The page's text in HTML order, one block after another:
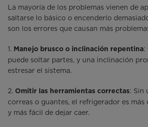
La mayoría de los problemas vienen de
saltarse lo básico o encenderlo
son los errores que causan más
1. Manejo brusco o inclinación repentina:
puede soltar partes, y una inclinación
estresar el sistema.
2. Omitir las herramientas correctas: Sin
correas o guantes, el refrigerador es
y más fácil de dejar caer.